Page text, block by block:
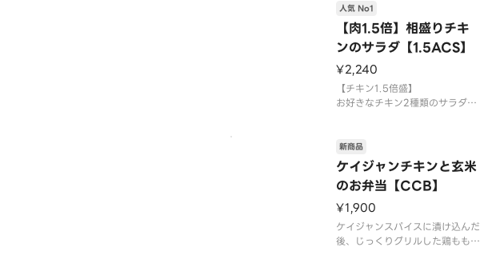
【肉1.5倍】相盛りチキ
ンのサラダ【1.5ACS】
人気 No1
¥2,240
【チキン1.5倍盛】
お好きなチキン2種類のサラダ
使用食材
玄米/お好きなチキン2種/サニー
レタス/ブロッコリー/トマト/紫
キャベツピクルス/レモン/お好み
のソース
栄養価
ケイジャンチキンと玄米
のお弁当【CCB】
新商品
¥1,900
ケイジャンスパイスに漬け込んだ
後、じっくりグリルした鶏もも肉